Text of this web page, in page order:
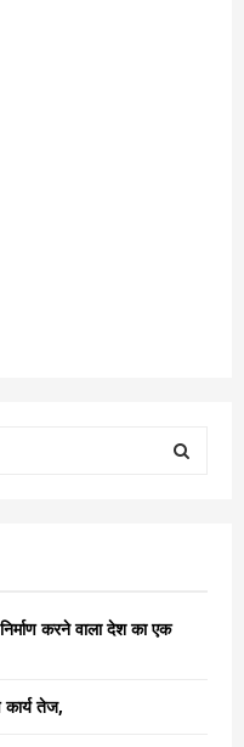
करने वाला देश का एक
कार्य तेज,